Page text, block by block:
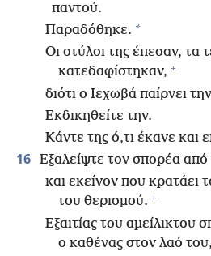
παντού.
Παραδόθηκε. *
Οι στύλοι της έπεσαν, τα
κατεδαφίστηκαν, +
διότι ο Ιεχωβά παίρνει
Εκδικηθείτε την.
Κάντε της ό,τι έκανε και
16 Εξαλείψτε τον σπορέα
και εκείνον που κρατάει
του θερισμού. +
Εξαιτίας του αμείλικτου
ο καθένας στον λαό του,